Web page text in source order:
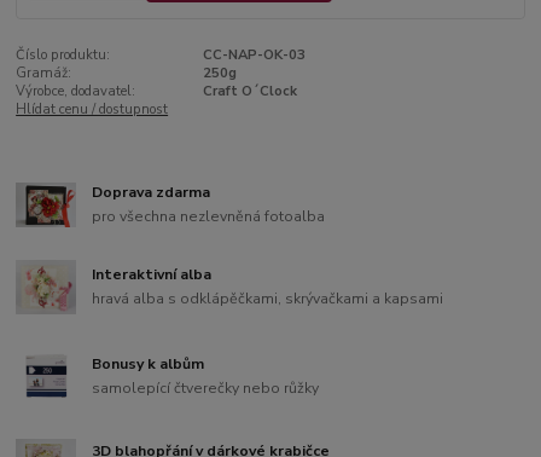
Číslo produktu:
CC-NAP-OK-03
Gramáž:
250g
Výrobce, dodavatel:
Craft O´Clock
Hlídat cenu / dostupnost
Doprava zdarma
pro všechna nezlevněná fotoalba
Interaktivní alba
hravá alba s odklápěčkami, skrývačkami a kapsami
Bonusy k albům
samolepící čtverečky nebo růžky
3D blahopřání v dárkové krabičce